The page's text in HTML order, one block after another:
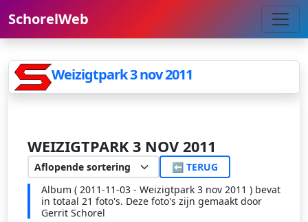
SchorelWeb
Weizigtpark 3 nov 2011
WEIZIGTPARK 3 NOV 2011
⬅ TERUG
Album ( 2011-11-03 - Weizigtpark 3 nov 2011 ) bevat
in totaal 21 foto's. Deze foto's zijn gemaakt door
Gerrit Schorel